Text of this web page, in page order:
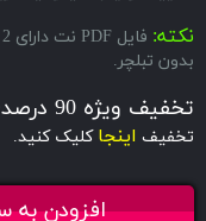
نکته:
بدون تبلچر.
تخفیف ویژه 90 درصدی:
تخفیف اینجا کلیک کنید.
افزودن به